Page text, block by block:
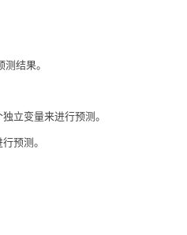
结果。
立变量来进行预测。
预测。